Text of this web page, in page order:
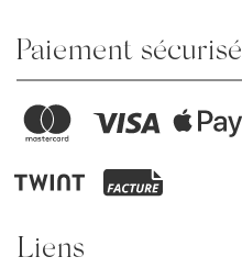
Paiement sécurisé
Liens